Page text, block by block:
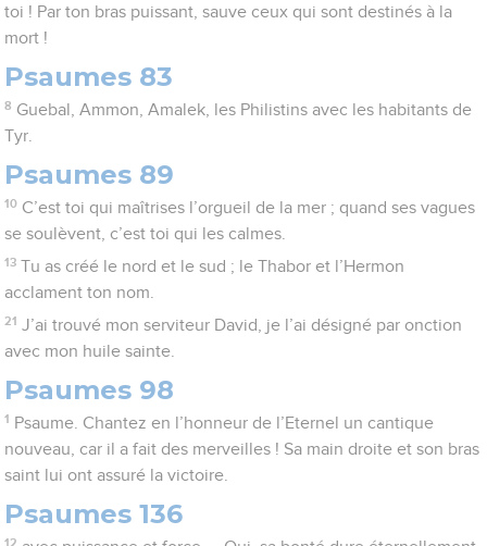
toi ! Par ton bras puissant, sauve ceux qui sont destinés à la
mort !
Psaumes 83
8 Guebal, Ammon, Amalek, les Philistins avec les habitants de
Tyr.
Psaumes 89
10 C’est toi qui maîtrises l’orgueil de la mer ; quand ses vagues
se soulèvent, c’est toi qui les calmes.
13 Tu as créé le nord et le sud ; le Thabor et l’Hermon
acclament ton nom.
21 J’ai trouvé mon serviteur David, je l’ai désigné par onction
avec mon huile sainte.
Psaumes 98
1 Psaume. Chantez en l’honneur de l’Eternel un cantique
nouveau, car il a fait des merveilles ! Sa main droite et son bras
saint lui ont assuré la victoire.
Psaumes 136
12